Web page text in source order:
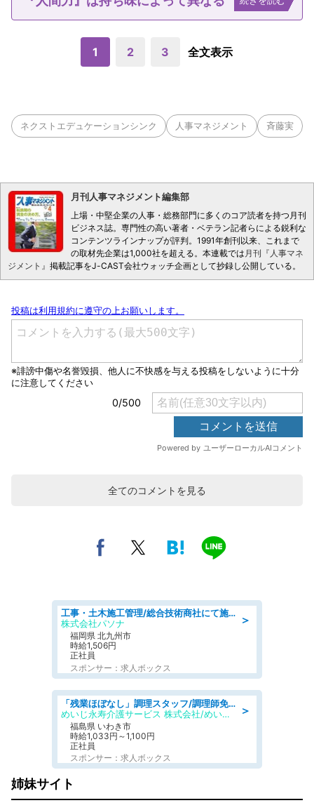
1 2 3 全文表示
ネクストエデュケーションシンク 人事マネジメント 斉藤実
月刊人事マネジメント編集部
上場・中堅企業の人事・総務部門に多くのコア読者を持つ月刊
ビジネス誌。専門性の高い著者・ベテラン記者らによる鋭利な
コンテンツラインナップが評判。1991年創刊以来、これまで
の取材先企業は1,000社を超える。本連載では 月刊『人事マネ
ジメント』 掲載記事をJ-CAST会社ウォッチ企画として抄録し公開している。
全てのコメントを見る
＞
工事・土木施工管理/総合技術商社にて施工管理のお仕事/即日勤務可/車通勤可/工事・土木施工管理/生産・品質管理
株式会社パソナ
福岡県 北九州市
時給1,506円
正社員
スポンサー：求人ボックス
＞
「残業ほぼなし」調理スタッフ/調理師免許必須/正職員/日勤のみ/住宅型有料老人ホーム
めいじ永寿介護サービス 株式会社/めいじ永寿介護サービスセンター
福島県 いわき市
時給1,033円～1,100円
正社員
スポンサー：求人ボックス
姉妹サイト